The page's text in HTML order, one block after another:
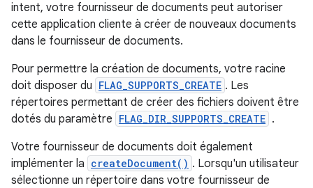
intent, votre fournisseur de documents peut autoriser
cette application cliente à créer de nouveaux documents
dans le fournisseur de documents.
Pour permettre la création de documents, votre racine
doit disposer du FLAG_SUPPORTS_CREATE . Les
répertoires permettant de créer des fichiers doivent être
dotés du paramètre FLAG_DIR_SUPPORTS_CREATE .
Votre fournisseur de documents doit également
implémenter la createDocument() . Lorsqu'un utilisateur
sélectionne un répertoire dans votre fournisseur de